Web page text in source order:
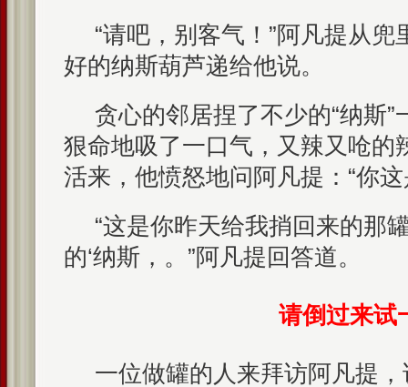
“请吧，别客气！”阿凡提从
好的纳斯葫芦递给他说。
贪心的邻居捏了不少的“纳斯
狠命地吸了一口气，又辣又呛的
活来，他愤怒地问阿凡提：“你
“这是你昨天给我捎回来的那
的‘纳斯，。”阿凡提回答道。
请倒过来试
一位做罐的人来拜访阿凡提